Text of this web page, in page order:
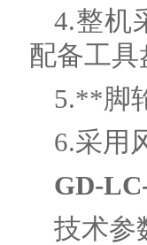
4.整机
配备工
5.**脚
6.采用
GD-
技术参